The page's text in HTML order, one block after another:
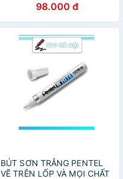
,PETG,PLA98.000 đ
BÚT SƠN TRẮNG PENTEL
VẼ TRÊN LỐP VÀ MỌI CHẤT